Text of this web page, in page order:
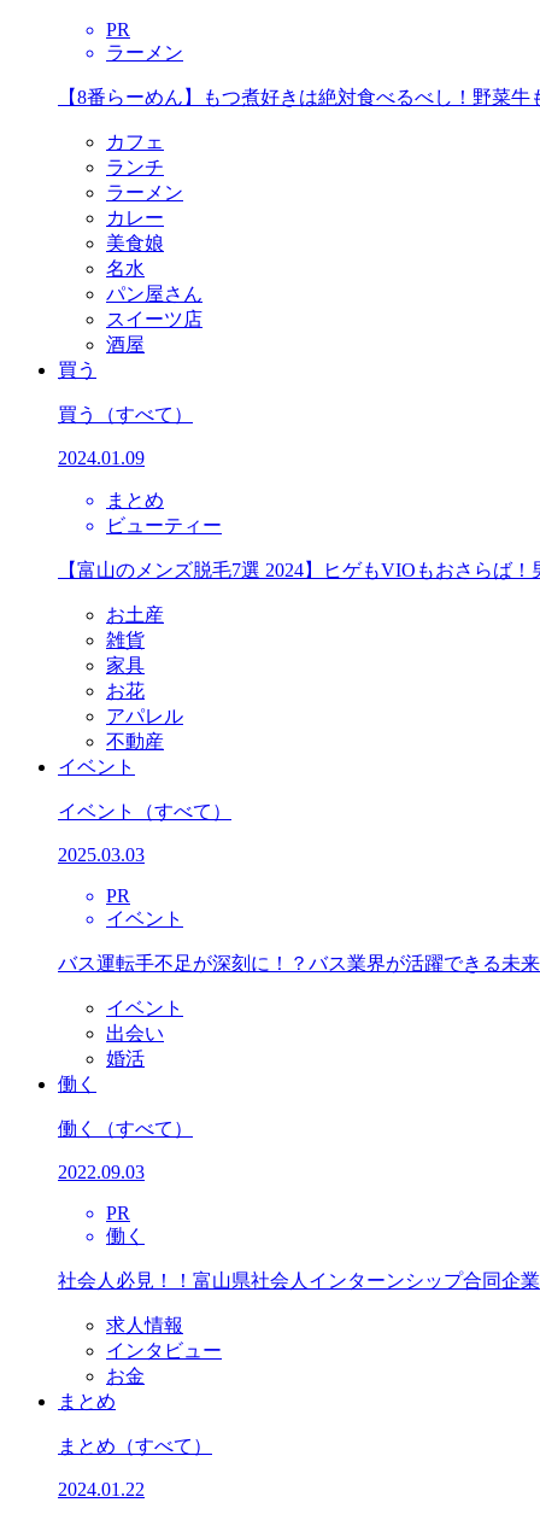
PR
ラーメン
【8番らーめん】もつ煮好きは絶対食べるべし！野菜
カフェ
ランチ
ラーメン
カレー
美食娘
名水
パン屋さん
スイーツ店
酒屋
買う
買う （すべて）
2024.01.09
まとめ
ビューティー
【富山のメンズ脱毛7選 2024】ヒゲもVIOもおさらば
お土産
雑貨
家具
お花
アパレル
不動産
イベント
イベント （すべて）
2025.03.03
PR
イベント
バス運転手不足が深刻に！？バス業界が活躍できる未
イベント
出会い
婚活
働く
働く （すべて）
2022.09.03
PR
働く
社会人必見！！富山県社会人インターンシップ合同企
求人情報
インタビュー
お金
まとめ
まとめ （すべて）
2024.01.22